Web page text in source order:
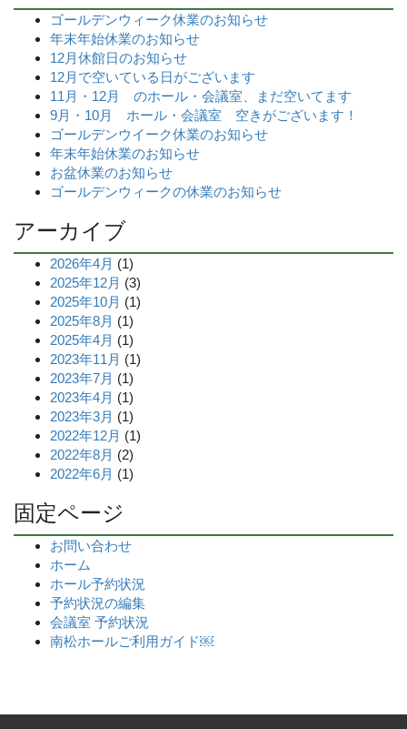
ゴールデンウィーク休業のお知らせ
年末年始休業のお知らせ
12月休館日のお知らせ
12月で空いている日がございます
11月・12月 のホール・会議室、まだ空いてます
9月・10月 ホール・会議室 空きがございます！
ゴールデンウイーク休業のお知らせ
年末年始休業のお知らせ
お盆休業のお知らせ
ゴールデンウィークの休業のお知らせ
アーカイブ
2026年4月 (1)
2025年12月 (3)
2025年10月 (1)
2025年8月 (1)
2025年4月 (1)
2023年11月 (1)
2023年7月 (1)
2023年4月 (1)
2023年3月 (1)
2022年12月 (1)
2022年8月 (2)
2022年6月 (1)
固定ページ
お問い合わせ
ホーム
ホール予約状況
予約状況の編集
会議室 予約状況
南松ホールご利用ガイド￼